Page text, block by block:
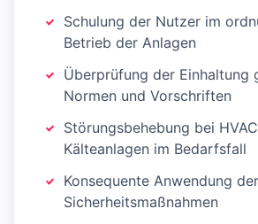
Schulung der Nutzer im
Betrieb der Anlagen
Überprüfung der Einhaltung
Normen und Vorschriften
Störungsbehebung bei
Kälteanlagen im Bedarfsfall
Konsequente Anwendung der
Sicherheitsmaßnahmen